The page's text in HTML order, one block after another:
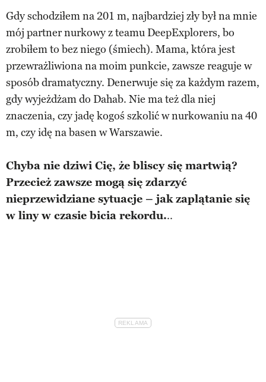
Gdy schodziłem na 201 m, najbardziej zły był na mnie
mój partner nurkowy z teamu DeepExplorers, bo
zrobiłem to bez niego (śmiech). Mama, która jest
przewrażliwiona na moim punkcie, zawsze reaguje w
sposób dramatyczny. Denerwuje się za każdym razem,
gdy wyjeżdżam do Dahab. Nie ma też dla niej
znaczenia, czy jadę kogoś szkolić w nurkowaniu na 40
m, czy idę na basen w Warszawie.
Chyba nie dziwi Cię, że bliscy się martwią?
Przecież zawsze mogą się zdarzyć
nieprzewidziane sytuacje – jak zaplątanie się
w liny w czasie bicia rekordu...